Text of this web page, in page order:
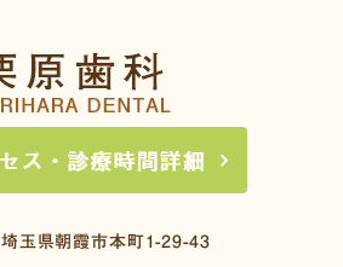
埼玉県朝霞市本町1-29-43